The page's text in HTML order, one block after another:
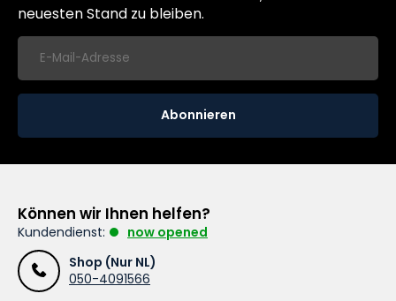
neuesten Stand zu bleiben.
Abonnieren
Können wir Ihnen helfen?
Kundendienst:
now opened
Shop (Nur NL)
050-4091566